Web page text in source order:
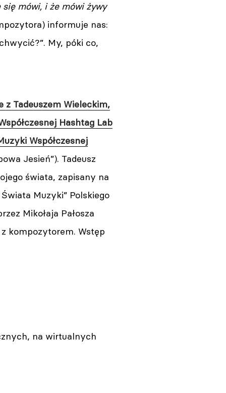
mówi, i że mówi żywy
informuje nas:
My, póki co,
z Tadeuszem Wieleckim,
Hashtag Lab
Współczesnej
Jesień”). Tadeusz
świata, zapisany na
Muzyki” Polskiego
Mikołaja Pałosza
kompozytorem. Wstęp
na wirtualnych